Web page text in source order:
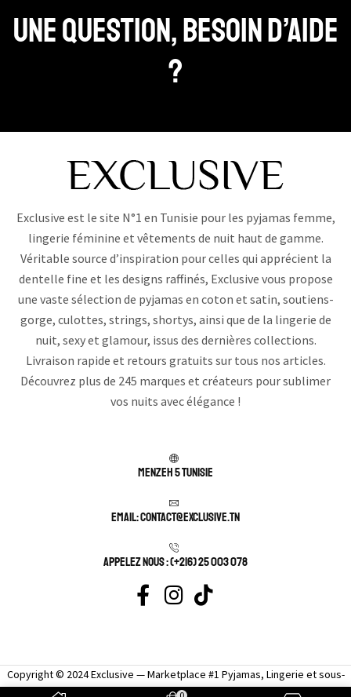
Une question, Besoin d’aide
?
Exclusive est le site N°1 en Tunisie pour les pyjamas femme,
lingerie féminine et vêtements de nuit haut de gamme.
Véritable source d’inspiration pour celles qui apprécient la
dentelle fine et les designs raffinés, Exclusive vous propose
une vaste sélection de pyjamas en coton et satin, soutiens-
gorge, culottes, strings, shortys, ainsi que de la lingerie de
nuit, sexy et glamour, issus des dernières collections.
Livraison rapide et retours gratuits sur tous nos articles.
Découvrez plus de 245 marques et créateurs pour sublimer
vos nuits avec élégance !
Menzeh 5 TUNISIE
Email: contact@exclusive.tn
APPELEZ NOUS : (+216) 25 003 078
Copyright © 2024 Exclusive — Marketplace #1 Pyjamas, Lingerie et sous-
vêtement femme sexy.